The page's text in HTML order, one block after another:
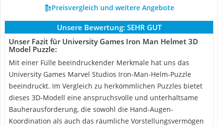
Preisvergleich und weitere Angebote
Unsere Bewertung: SEHR GUT
Unser Fazit für University Games Iron Man Helmet 3D
Model Puzzle:
Mit einer Fülle beeindruckender Merkmale hat uns das
University Games Marvel Studios Iron-Man-Helm-Puzzle
beeindruckt. Im Vergleich zu herkömmlichen Puzzles bietet
dieses 3D-Modell eine anspruchsvolle und unterhaltsame
Bauherausforderung, die sowohl die Hand-Augen-
Koordination als auch das räumliche Vorstellungsvermögen